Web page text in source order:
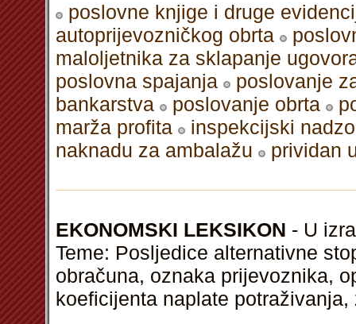
poslovne knjige i druge
autoprijevozničkog obrta
maloljetnika za sklapanje
poslovna spajanja
poslovanje
bankarstva
poslovanje obrta
marža profita
inspekcijski
naknadu za ambalažu
prividan
EKONOMSKI LEKSIKON - U
Teme: Posljedice alternativne
obračuna, oznaka prijevoznika,
koeficijenta naplate